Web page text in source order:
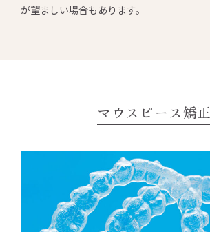
が望ましい場合もあります。
マウスピース矯正